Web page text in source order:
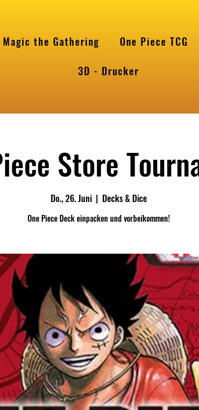
Magic the Gathering One Piece TCG
3D - Drucker
Store
Do., 26. Juni
  |
Decks & Dice
One Piece Deck einpacken und vorbeikommen!